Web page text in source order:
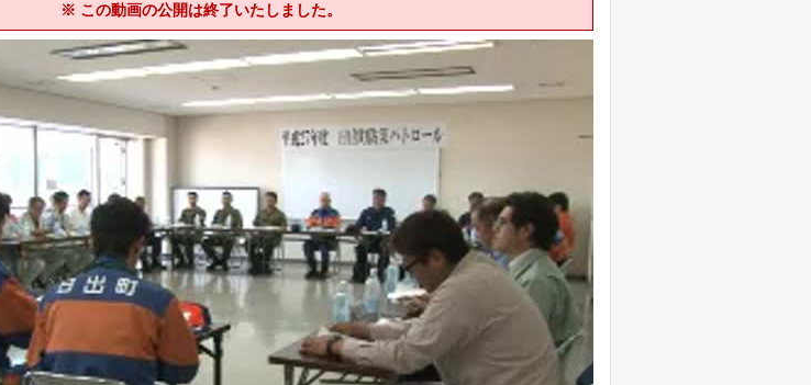
※ この動画の公開は終了いたしました。